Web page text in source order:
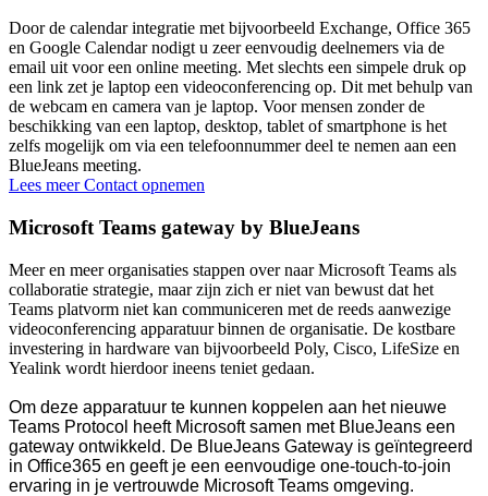
Door de calendar integratie met bijvoorbeeld Exchange, Office 365
en Google Calendar nodigt u zeer eenvoudig deelnemers via de
email uit voor een online meeting. Met slechts een simpele druk op
een link zet je laptop een videoconferencing op. Dit met behulp van
de webcam en camera van je laptop. Voor mensen zonder de
beschikking van een laptop, desktop, tablet of smartphone is het
zelfs mogelijk om via een telefoonnummer deel te nemen aan een
BlueJeans meeting.
Lees meerContact opnemen
Microsoft Teams gateway by BlueJeans
Meer en meer organisaties stappen over naar Microsoft Teams als
collaboratie strategie, maar zijn zich er niet van bewust dat het
Teams platvorm niet kan communiceren met de reeds aanwezige
videoconferencing apparatuur binnen de organisatie. De kostbare
investering in hardware van bijvoorbeeld Poly, Cisco, LifeSize en
Yealink wordt hierdoor ineens teniet gedaan.
Om deze apparatuur te kunnen koppelen aan het nieuwe
Teams Protocol heeft Microsoft samen met BlueJeans een
gateway ontwikkeld. De BlueJeans Gateway is geïntegreerd
in Office365 en geeft je een eenvoudige one-touch-to-join
ervaring in je vertrouwde Microsoft Teams omgeving.